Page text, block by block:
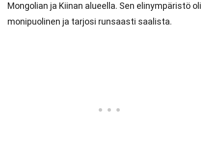
Mongolian ja Kiinan alueella. Sen elinympäristö oli
monipuolinen ja tarjosi runsaasti saalista.